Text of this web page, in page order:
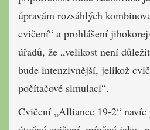
úpravám rozsáhlých
cvičení“ a prohlášení
úřadů, že „velikost není
bude intenzivnější, jelikož
počítačové simulaci“.
Cvičení „Alliance 19-2“ navíc